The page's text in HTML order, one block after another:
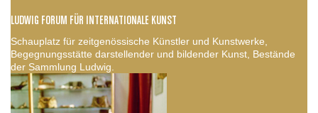
LUDWIG FORUM FÜR INTERNATIONALE KUNST
Schauplatz für zeitgenössische Künstler und Kunstwerke,
Begegnungsstätte darstellender und bildender Kunst, Bestände
der Sammlung Ludwig.